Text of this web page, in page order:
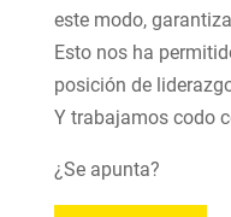
este modo,
Esto nos ha
posición de
Y trabajamos codo
¿Se apunta?